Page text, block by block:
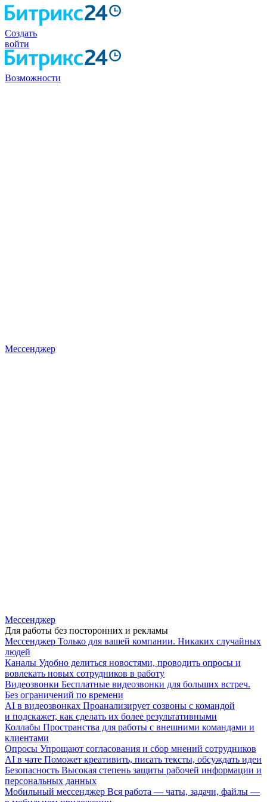
Создать
войти
Возможности
Мессенджер
Мессенджер
Для работы без посторонних и рекламы
Мессенджер Только для вашей компании. Никаких случайных
людей
Каналы Удобно делиться новостями, проводить опросы и
вовлекать новых сотрудников в работу
Видеозвонки Бесплатные видеозвонки для больших встреч.
Без ограничений по времени
AI в видеозвонках Проанализирует созвоны с командой
и подскажет, как сделать их более результативными
Коллабы Пространства для работы с внешними командами и
клиентами
Опросы Упрощают согласования и сбор мнений сотрудников
AI в чате Поможет креативить, писать тексты, обсуждать идеи
Безопасность Высокая степень защиты рабочей информации и
персональных данных
Мобильный мессенджер Вся работа — чаты, задачи, файлы —